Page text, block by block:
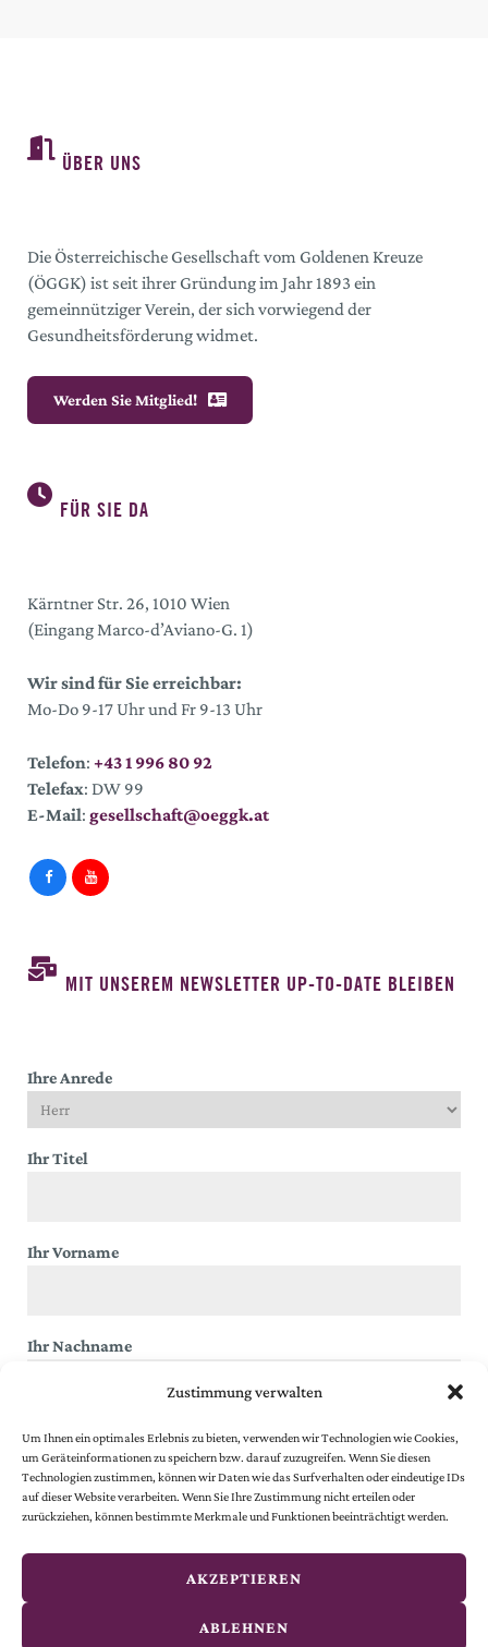
Zustimmung verwalten
Um Ihnen ein optimales Erlebnis zu bieten, verwenden wir Technologien wie Cookies,
um Geräteinformationen zu speichern bzw. darauf zuzugreifen. Wenn Sie diesen
Technologien zustimmen, können wir Daten wie das Surfverhalten oder eindeutige IDs
auf dieser Website verarbeiten. Wenn Sie Ihre Zustimmung nicht erteilen oder
zurückziehen, können bestimmte Merkmale und Funktionen beeinträchtigt werden.
AKZEPTIEREN
ABLEHNEN
ÜBER UNS
Die Österreichische Gesellschaft vom Goldenen Kreuze
(ÖGGK) ist seit ihrer Gründung im Jahr 1893 ein
gemeinnütziger Verein, der sich vorwiegend der
Gesundheitsförderung widmet.
Werden Sie Mitglied!
FÜR SIE DA
Kärntner Str. 26, 1010 Wien
(Eingang Marco-d’Aviano-G. 1)
Wir sind für Sie erreichbar:
Mo-Do 9-17 Uhr und Fr 9-13 Uhr
Telefon: +43 1 996 80 92
Telefax: DW 99
E-Mail: gesellschaft@oeggk.at
MIT UNSEREM NEWSLETTER UP-TO-DATE BLEIBEN
Ihre Anrede
Ihr Titel
Ihr Vorname
Ihr Nachname
Ihre E-Mail Adresse (* Pflichtfeld)